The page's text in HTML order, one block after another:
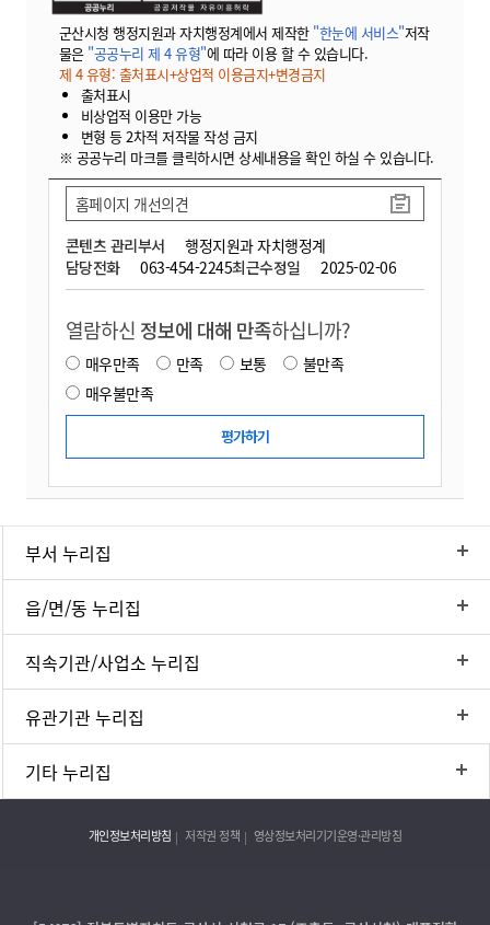
군산시청 행정지원과 자치행정계에서 제작한 "한눈에 서비스"저작
물은 "공공누리 제 4 유형"에 따라 이용 할 수 있습니다.
제 4 유형: 출처표시+상업적 이용금지+변경금지
출처표시
비상업적 이용만 가능
변형 등 2차적 저작물 작성 금지
※ 공공누리 마크를 클릭하시면 상세내용을 확인 하실 수 있습니다.
콘텐츠 관리부서
행정지원과 자치행정계
담당전화
063-454-2245최근수정일 2025-02-06
홈페이지 개선의견
열람하신 정보에 대해 만족하십니까?
매우만족 만족 보통
불만족
매우불만족
부서 누리집
읍/면/동 누리집
직속기관/사업소 누리집
유관기관 누리집
기타 누리집
개인정보처리방침 저작권 정책 영상정보처리기기운영·관리방침